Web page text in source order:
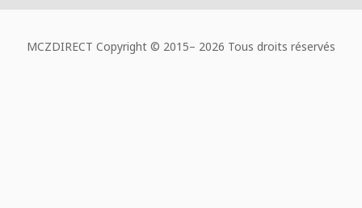
MCZDIRECT Copyright © 2015– 2026 Tous droits réservés